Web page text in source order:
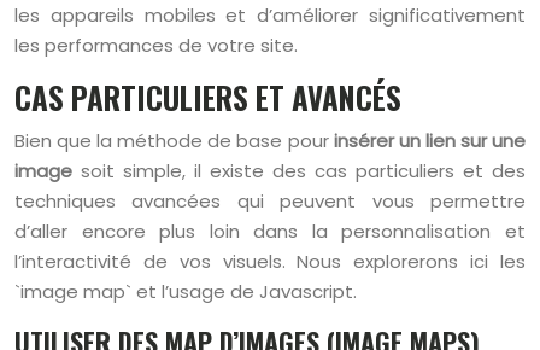
les appareils mobiles et d’améliorer significativement
les performances de votre site.
CAS PARTICULIERS ET AVANCÉS
Bien que la méthode de base pourinsérer un lien sur une
image soit simple, il existe des cas particuliers et des
techniques avancées qui peuvent vous permettre
d’aller encore plus loin dans la personnalisation et
l’interactivité de vos visuels. Nous explorerons ici les
`image map` et l’usage de Javascript.
UTILISER DES MAP D’IMAGES (IMAGE MAPS)